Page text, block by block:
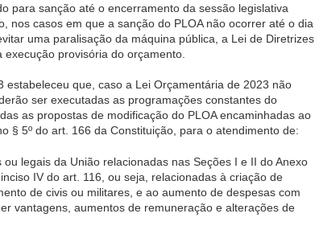
para sanção até o encerramento da sessão legislativa
nos casos em que a sanção do PLOA não ocorrer até o dia
uma paralisação da máquina pública, a Lei de Diretrizes
provisória do orçamento.
que, caso a Lei Orçamentária de 2023 não
ser executadas as programações constantes do
as propostas de modificação do PLOA encaminhadas ao
§ 5º do art. 166 da Constituição, para o atendimento de:
legais da União relacionadas nas Seções I e II do Anexo
IV do art. 116, ou seja, relacionadas à criação de
de civis ou militares, e ao aumento de despesas com
vantagens, aumentos de remuneração e alterações de